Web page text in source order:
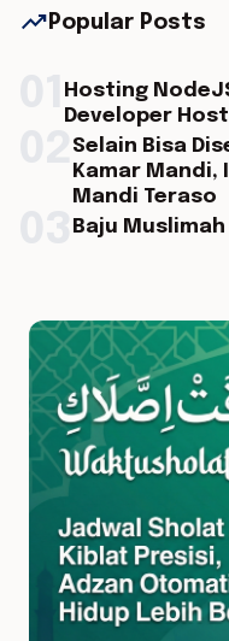
trending_up Popular Posts
Hosting
Developer
Selain Bisa
Kamar Mandi,
Mandi Teraso
Baju